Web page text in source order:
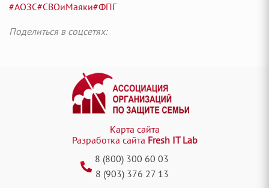
#АОЗС#СВОиМаяки#ФПГ
Поделиться в соцсетях:
Карта сайта
Разработка сайта Fresh IT Lab
8 (800) 300 60 03
8 (903) 376 27 13